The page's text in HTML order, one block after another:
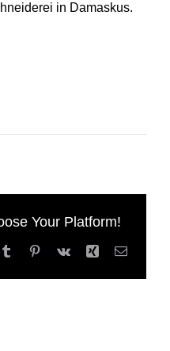
in Damaskus.
Your Platform!
TumblrPinterest
Vk Xing E-